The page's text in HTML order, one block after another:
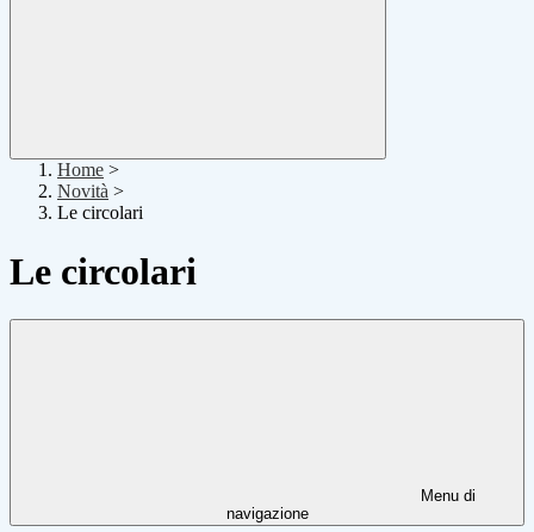
Home >
Novità >
Le circolari
Le circolari
Menu di
navigazione